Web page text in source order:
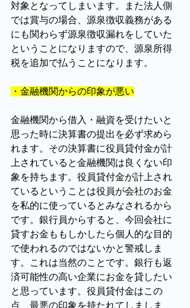
対象となってしまいます。また法人側
では賞与の場合、源泉徴収義務がある
にも関わらず源泉徴収漏れをしていた
ということになりますので、源泉所得
税を追加で払うことになります。
・金融機関からの印象が悪い
金融機関から借入・融資を受けたいと
思った時に決算書の提出を必ず求めら
れます。その決算書に役員貸付金が計
上されていると金融機関は良くない印
象を持ちます。役員貸付金が計上され
ているということは役員が会社のお金
を私的に使っているとみなされるから
です。銀行員からすると、今回会社に
貸すお金ももしかしたら個人的な目的
で使われるのではないかと警戒しま
す。これは当然のことです。銀行も返
済可能性の高い企業にお金を貸したい
と思っています。役員貸付金はこの
点、最悪の印象を持たれてしましま